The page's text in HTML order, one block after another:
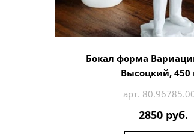
Бокал форма
Высоцкий, 450
арт.
2850 руб.